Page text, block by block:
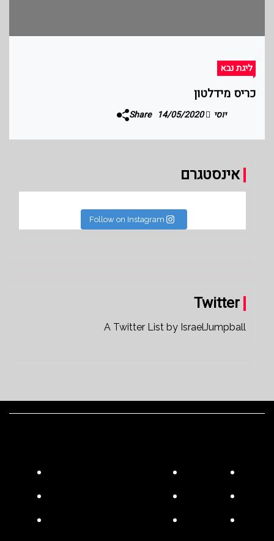
ליגת נבא
כריס מידלטון
יוסי 14/05/2020
Share
אינסטגרם
Follow on Instagram
Twitter
A Twitter List by IsraelJumpball